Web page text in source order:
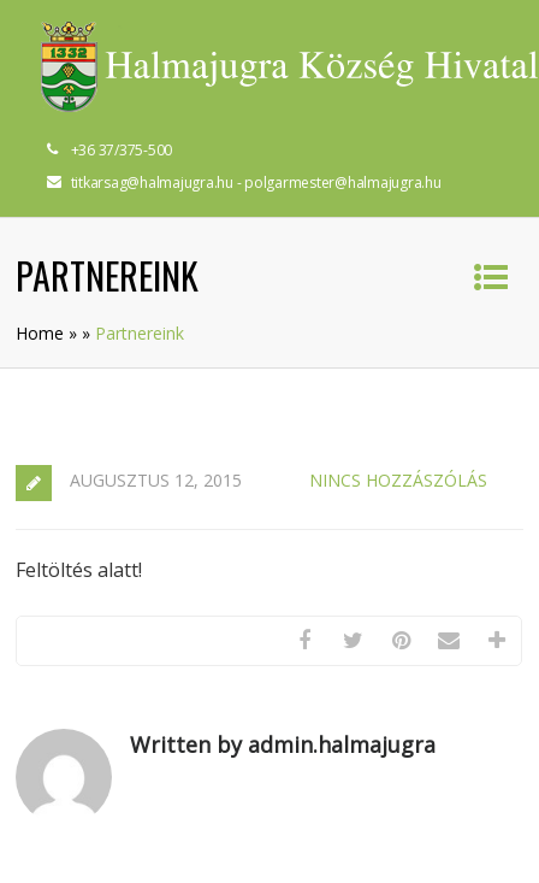
+36 37/375-500
titkarsag@halmajugra.hu - polgarmester@halmajugra.hu
PARTNEREINK
Home » » Partnereink
AUGUSZTUS 12, 2015 NINCS HOZZÁSZÓLÁS
Feltöltés alatt!
Written by admin.halmajugra